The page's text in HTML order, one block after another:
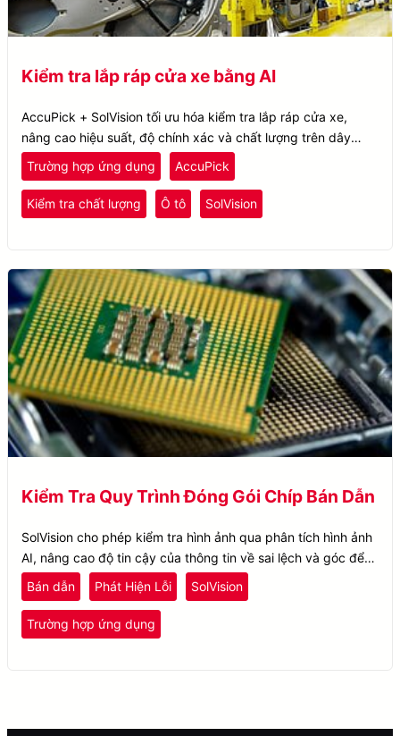
Kiểm tra lắp ráp cửa xe bằng AI
AccuPick + SolVision tối ưu hóa kiểm tra lắp ráp cửa xe,
nâng cao hiệu suất, độ chính xác và chất lượng trên dây
chuyền sản xuất ô tô.
Trường hợp ứng dụng AccuPick
Kiểm tra chất lượng Ô tô SolVision
Kiểm Tra Quy Trình Đóng Gói Chíp Bán Dẫn
SolVision cho phép kiểm tra hình ảnh qua phân tích hình ảnh
AI, nâng cao độ tin cậy của thông tin về sai lệch và góc để
nhận diện sản phẩm lỗi và sai sót trong quy trình dán chíp.
Bán dẫn Phát Hiện Lỗi SolVision
Trường hợp ứng dụng